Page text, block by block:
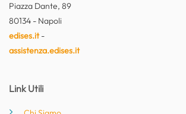
Piazza Dante, 89
80134 - Napoli
edises.it-
assistenza.edises.it
Link Utili